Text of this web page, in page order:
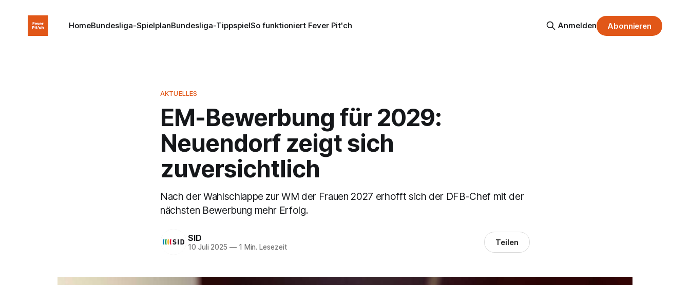
HomeBundesliga-SpielplanBundesliga-TippspielSo funktioniert Fever Pit'ch Anmelden Abonnieren
AKTUELLES
EM-Bewerbung für 2029:
Neuendorf zeigt sich
zuversichtlich
Nach der Wahlschlappe zur WM der Frauen 2027 erhofft sich der DFB-Chef mit der
nächsten Bewerbung mehr Erfolg.
SID
10 Juli 2025 —1 Min. Lesezeit Teilen